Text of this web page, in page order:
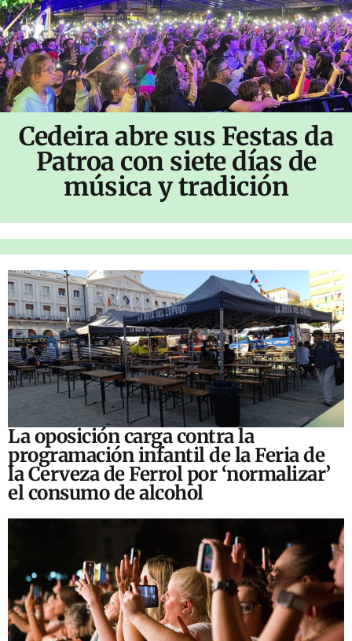
Cedeira abre sus Festas da
Patroa con siete días de
música y tradición
La oposición carga contra la
programación infantil de la Feria de
la Cerveza de Ferrol por ‘normalizar’
el consumo de alcohol